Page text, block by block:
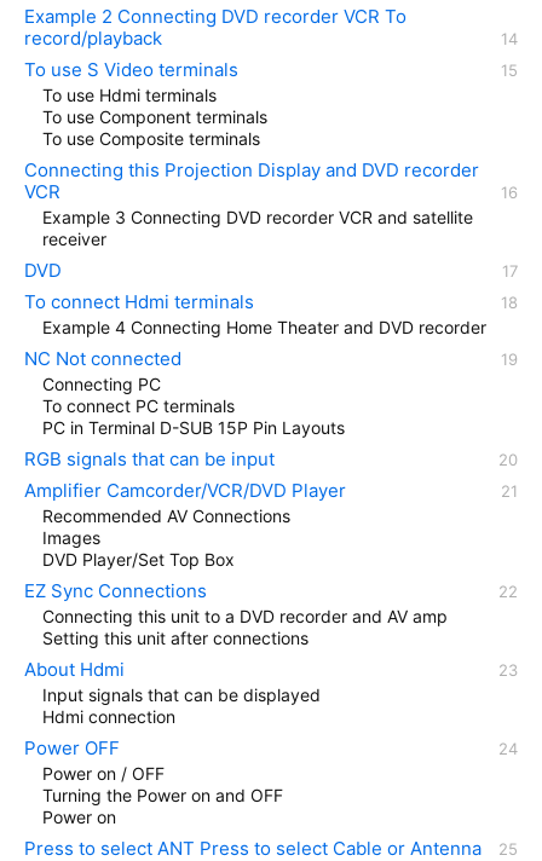
Example 2 Connecting DVD recorder VCR To
record/playback
To use S Video terminals
To use Hdmi terminals
To use Component terminals
To use Composite terminals
Connecting this Projection Display and DVD recorder
VCR
Example 3 Connecting DVD recorder VCR and satellite
receiver
DVD
To connect Hdmi terminals
Example 4 Connecting Home Theater and DVD recorder
NC Not connected
Connecting PC
To connect PC terminals
PC in Terminal D-SUB 15P Pin Layouts
RGB signals that can be input
Amplifier Camcorder/VCR/DVD Player
Recommended AV Connections
Images
DVD Player/Set Top Box
EZ Sync Connections
Connecting this unit to a DVD recorder and AV amp
Setting this unit after connections
About Hdmi
Input signals that can be displayed
Hdmi connection
Power OFF
Power on / OFF
Turning the Power on and OFF
Power on
Press to select ANT Press to select Cable or Antenna